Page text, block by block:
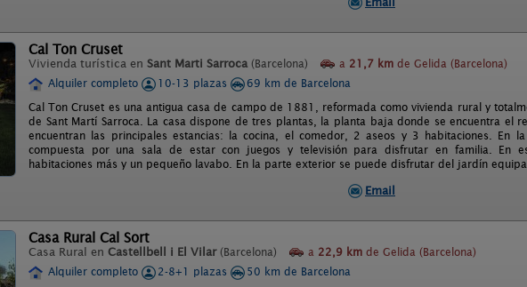
Cal Ton Cruset
Vivienda turística en Sant Marti Sarroca (Barcelona) a 21,7 km de Gelida (Barcelona)
Alquiler completo
10-13 plazas
69 km de Barcelona
Cal Ton Cruset es una antigua casa de campo de 1881, reformada como vivienda rural y
de Sant Martí Sarroca. La casa dispone de tres plantas, la planta baja donde se encuentra el
encuentran las principales estancias: la cocina, el comedor, 2 aseos y 3 habitaciones. En
compuesta por una sala de estar con juegos y televisión para disfrutar en familia. En
habitaciones más y un pequeño lavabo. En la parte exterior se puede disfrutar del jardín
Email
Casa Rural Cal Sort
Casa Rural en Castellbell i El Vilar (Barcelona) a 22,9 km de Gelida (Barcelona)
Alquiler completo
2-8+1 plazas
50 km de Barcelona